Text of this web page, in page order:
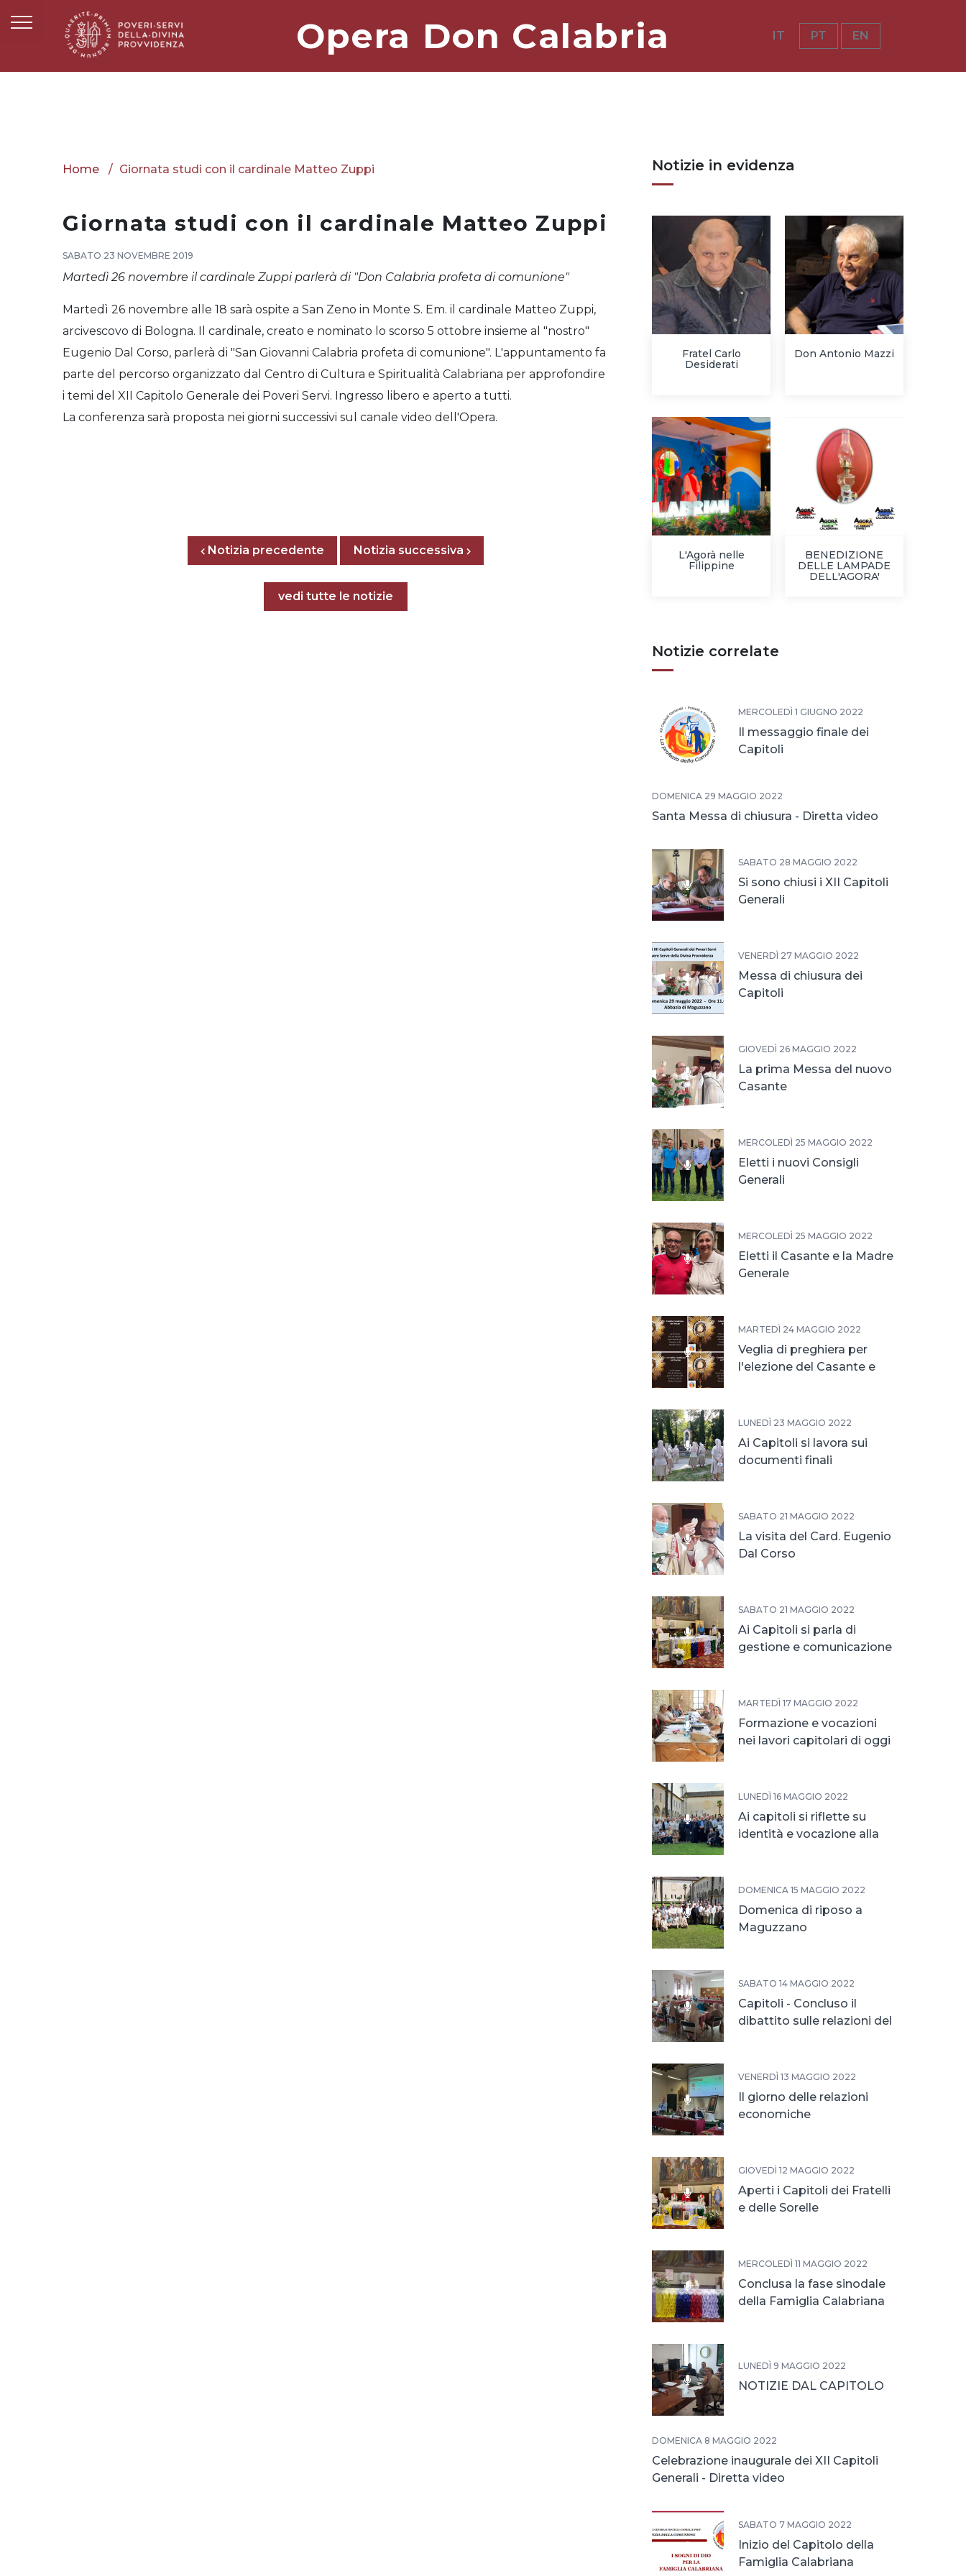
Opera Don Calabria IT PT EN
Home Giornata studi con il cardinale Matteo Zuppi
Giornata studi con il cardinale Matteo Zuppi
SABATO 23 NOVEMBRE 2019
Martedì 26 novembre il cardinale Zuppi parlerà di "Don Calabria profeta di comunione"
Martedì 26 novembre alle 18 sarà ospite a San Zeno in Monte S. Em. il cardinale Matteo Zuppi,
arcivescovo di Bologna. Il cardinale, creato e nominato lo scorso 5 ottobre insieme al "nostro"
Eugenio Dal Corso, parlerà di "San Giovanni Calabria profeta di comunione". L'appuntamento fa
parte del percorso organizzato dal Centro di Cultura e Spiritualità Calabriana per approfondire
i temi del XII Capitolo Generale dei Poveri Servi. Ingresso libero e aperto a tutti.
La conferenza sarà proposta nei giorni successivi sul canale video dell'Opera.
Posts navigation
Notizia precedente Previous page
Next page
Notizia successiva
Tutte le notizie
vedi tutte le notizie
Notizie in evidenza
Fratel Carlo
Desiderati
Don Antonio Mazzi
L'Agorà nelle
Filippine
BENEDIZIONE
DELLE LAMPADE
DELL'AGORA'
Notizie correlate
MERCOLEDÌ 1 GIUGNO 2022
Il messaggio finale dei
Capitoli
DOMENICA 29 MAGGIO 2022
Santa Messa di chiusura - Diretta video
SABATO 28 MAGGIO 2022
Si sono chiusi i XII Capitoli
Generali
VENERDÌ 27 MAGGIO 2022
Messa di chiusura dei
Capitoli
GIOVEDÌ 26 MAGGIO 2022
La prima Messa del nuovo
Casante
MERCOLEDÌ 25 MAGGIO 2022
Eletti i nuovi Consigli
Generali
MERCOLEDÌ 25 MAGGIO 2022
Eletti il Casante e la Madre
Generale
MARTEDÌ 24 MAGGIO 2022
Veglia di preghiera per
l'elezione del Casante e
LUNEDÌ 23 MAGGIO 2022
Ai Capitoli si lavora sui
documenti finali
SABATO 21 MAGGIO 2022
La visita del Card. Eugenio
Dal Corso
SABATO 21 MAGGIO 2022
Ai Capitoli si parla di
gestione e comunicazione
MARTEDÌ 17 MAGGIO 2022
Formazione e vocazioni
nei lavori capitolari di oggi
LUNEDÌ 16 MAGGIO 2022
Ai capitoli si riflette su
identità e vocazione alla
DOMENICA 15 MAGGIO 2022
Domenica di riposo a
Maguzzano
SABATO 14 MAGGIO 2022
Capitoli - Concluso il
dibattito sulle relazioni del
VENERDÌ 13 MAGGIO 2022
Il giorno delle relazioni
economiche
GIOVEDÌ 12 MAGGIO 2022
Aperti i Capitoli dei Fratelli
e delle Sorelle
MERCOLEDÌ 11 MAGGIO 2022
Conclusa la fase sinodale
della Famiglia Calabriana
LUNEDÌ 9 MAGGIO 2022
NOTIZIE DAL CAPITOLO
DOMENICA 8 MAGGIO 2022
Celebrazione inaugurale dei XII Capitoli
Generali - Diretta video
SABATO 7 MAGGIO 2022
Inizio del Capitolo della
Famiglia Calabriana